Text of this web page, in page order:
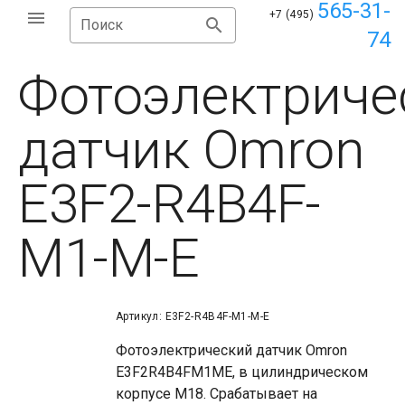
Поиск
+7 (495) 565-31-
74
датчик Omron
E3F2-R4B4F-
M1-M-E
Артикул: E3F2-R4B4F-M1-M-E
Фотоэлектрический датчик Omron
E3F2R4B4FM1ME, в цилиндрическом
корпусе М18. Срабатывает на